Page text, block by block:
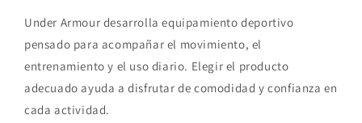
Under Armour desarrolla equipamiento deportivo
pensado para acompañar el movimiento, el
entrenamiento y el uso diario. Elegir el producto
adecuado ayuda a disfrutar de comodidad y confianza en
cada actividad.